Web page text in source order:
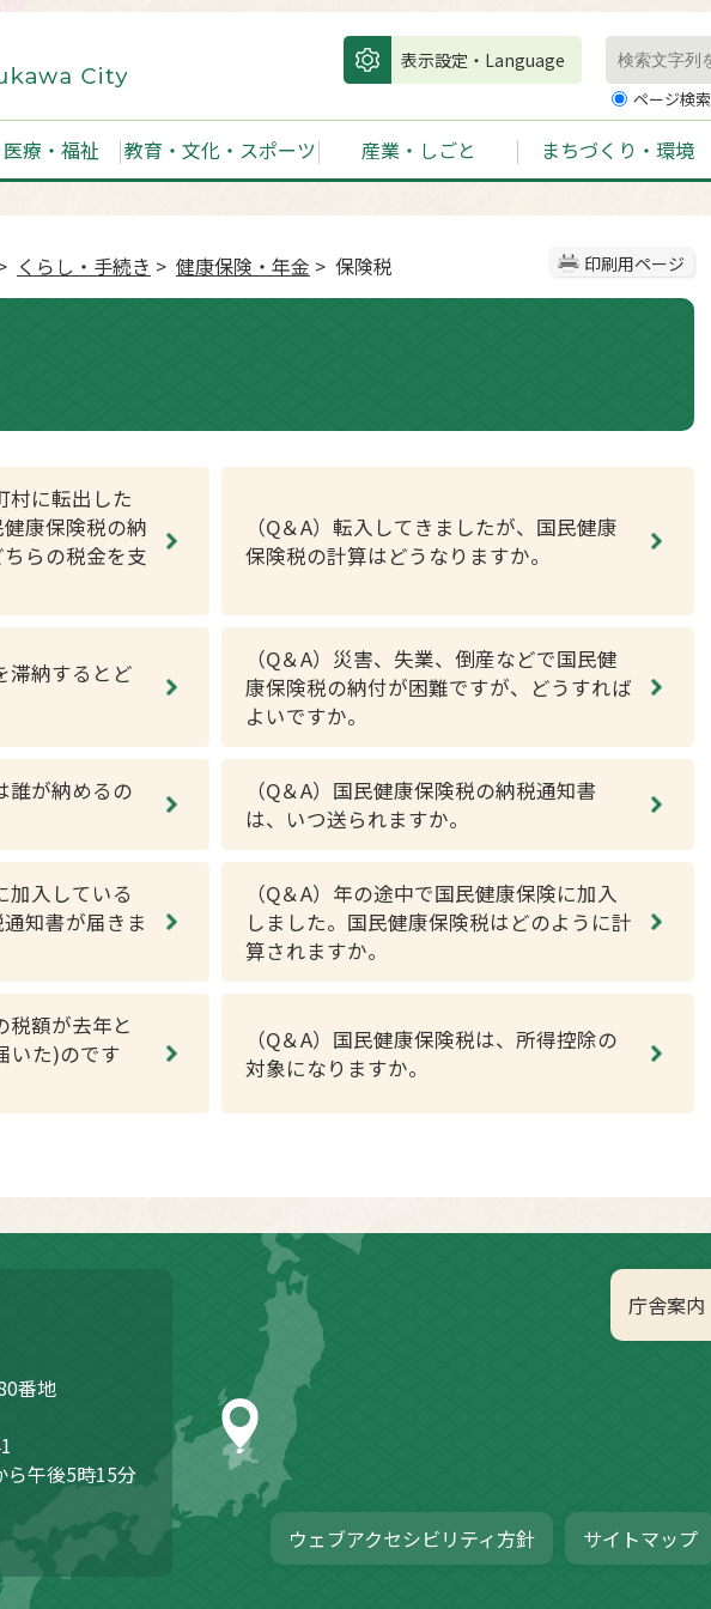
表示設定・Language
ページ検索
療・福祉 教育・文化・スポーツ 産業・しごと まちづくり・環境
印刷用ページ
くらし・手続き > 健康保険・年金 > 保険税
村に転出した
康保険税の納
らの税金を支
（Q＆A）転入してきましたが、国民健康
保険税の計算はどうなりますか。
滞納するとど
（Q＆A）災害、失業、倒産などで国民健
康保険税の納付が困難ですが、どうすれば
よいですか。
誰が納めるの
（Q＆A）国民健康保険税の納税通知書
は、いつ送られますか。
加入している
知書が届きま
（Q＆A）年の途中で国民健康保険に加入
しました。国民健康保険税はどのように計
算されますか。
税額が去年と
いた)のです
（Q＆A）国民健康保険税は、所得控除の
対象になりますか。
庁舎案内
ウェブアクセシビリティ方針 サイトマップ
番地
ら午後5時15分